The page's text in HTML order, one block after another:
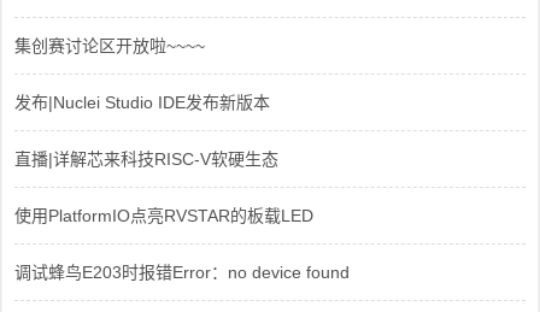
集创赛讨论区开放啦~~~~
发布|Nuclei Studio IDE发布新版本
直播|详解芯来科技RISC-V软硬生态
使用PlatformIO点亮RVSTAR的板载LED
调试蜂鸟E203时报错Error：no device found